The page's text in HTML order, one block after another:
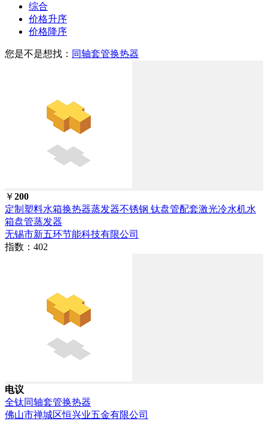
综合
价格升序
价格降序
您是不是想找： 同轴套管换热器
￥200
定制塑料水箱换热器蒸发器不锈钢 钛盘管配套激光冷水机水
箱盘管蒸发器
无锡市新五环节能科技有限公司
指数：402
电议
全钛同轴套管换热器
佛山市禅城区恒兴业五金有限公司